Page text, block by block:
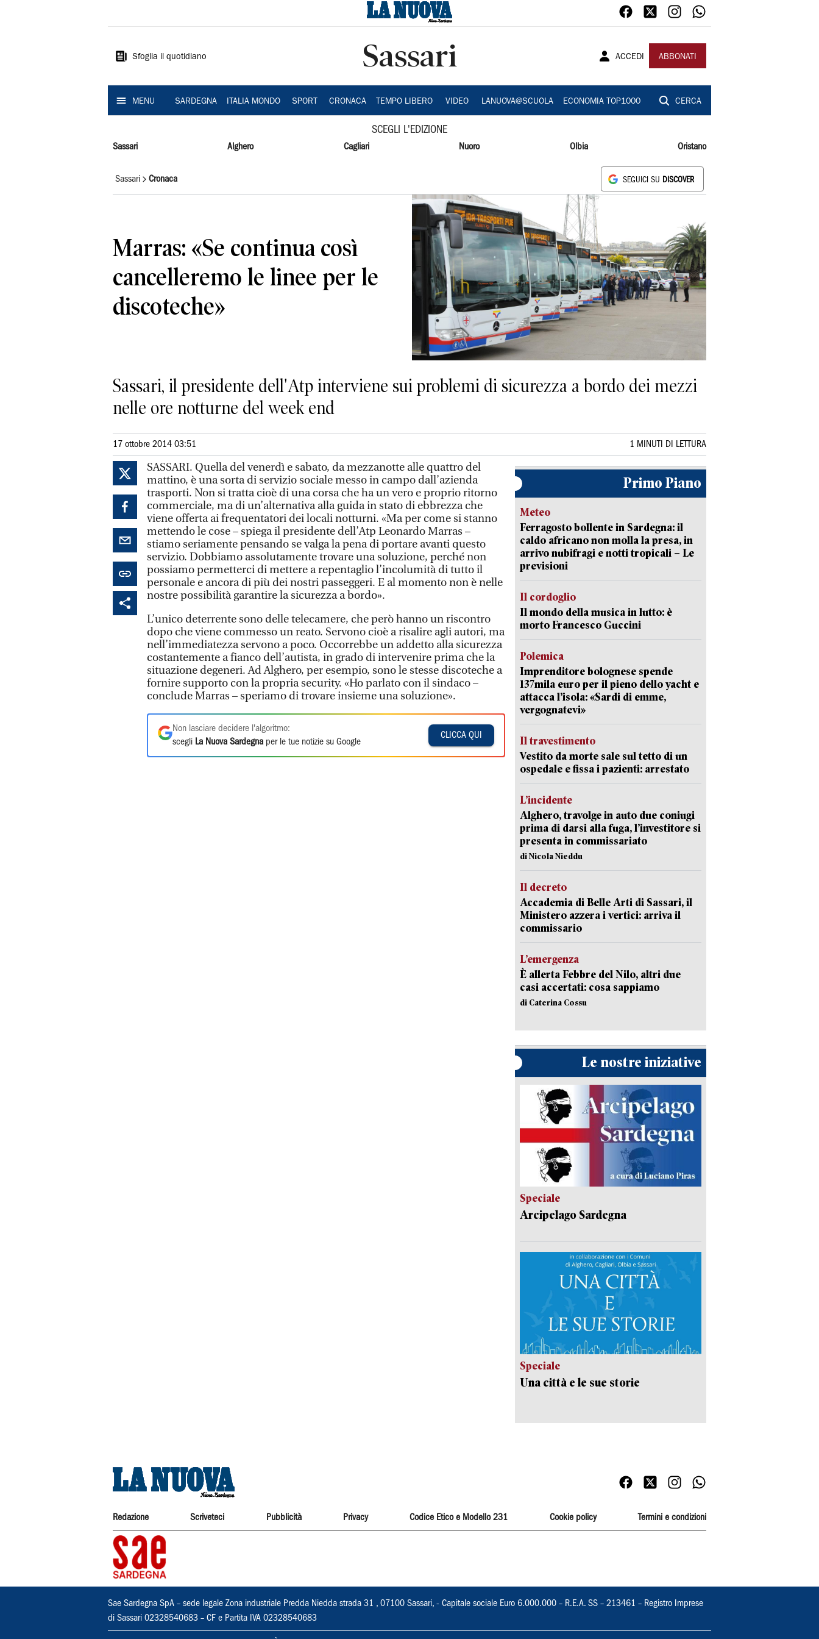
Sardegna
Sfoglia il quotidiano Sassari ACCEDI ABBONATI
MENU SARDEGNA ITALIA MONDO SPORT CRONACA TEMPO LIBERO VIDEO LANUOVA@SCUOLA ECONOMIA TOP1000 CERCA
SCEGLI L'EDIZIONE
Sassari Alghero Cagliari Nuoro Olbia Oristano
Sassari Cronaca SEGUICI SU DISCOVER
Marras: «Se continua così
cancelleremo le linee per le
discoteche»
Sassari, il presidente dell'Atp interviene sui problemi di sicurezza a bordo dei mezzi
nelle ore notturne del week end
17 ottobre 2014 03:51 1 MINUTI DI LETTURA
SASSARI. Quella del venerdì e sabato, da mezzanotte alle quattro del
mattino, è una sorta di servizio sociale messo in campo dall’azienda
trasporti. Non si tratta cioè di una corsa che ha un vero e proprio ritorno
commerciale, ma di un’alternativa alla guida in stato di ebbrezza che
viene offerta ai frequentatori dei locali notturni. «Ma per come si stanno
mettendo le cose – spiega il presidente dell’Atp Leonardo Marras –
stiamo seriamente pensando se valga la pena di portare avanti questo
servizio. Dobbiamo assolutamente trovare una soluzione, perché non
possiamo permetterci di mettere a repentaglio l’incolumità di tutto il
personale e ancora di più dei nostri passeggeri. E al momento non è nelle
nostre possibilità garantire la sicurezza a bordo».
L’unico deterrente sono delle telecamere, che però hanno un riscontro
dopo che viene commesso un reato. Servono cioè a risalire agli autori, ma
nell’immediatezza servono a poco. Occorrebbe un addetto alla sicurezza
costantemente a fianco dell’autista, in grado di intervenire prima che la
situazione degeneri. Ad Alghero, per esempio, sono le stesse discoteche a
fornire supporto con la propria security. «Ho parlato con il sindaco –
conclude Marras – speriamo di trovare insieme una soluzione».
Non lasciare decidere l'algoritmo:
scegli La Nuova Sardegna per le tue notizie su Google
CLICCA QUI
Primo Piano
Meteo
Ferragosto bollente in Sardegna: il
caldo africano non molla la presa, in
arrivo nubifragi e notti tropicali – Le
previsioni
Il cordoglio
Il mondo della musica in lutto: è
morto Francesco Guccini
Polemica
Imprenditore bolognese spende
137mila euro per il pieno dello yacht e
attacca l’isola: «Sardi di emme,
vergognatevi»
Il travestimento
Vestito da morte sale sul tetto di un
ospedale e fissa i pazienti: arrestato
L’incidente
Alghero, travolge in auto due coniugi
prima di darsi alla fuga, l’investitore si
presenta in commissariato
di Nicola Nieddu
Il decreto
Accademia di Belle Arti di Sassari, il
Ministero azzera i vertici: arriva il
commissario
L’emergenza
È allerta Febbre del Nilo, altri due
casi accertati: cosa sappiamo
di Caterina Cossu
Le nostre iniziative
Speciale
Arcipelago Sardegna
Speciale
Una città e le sue storie
Redazione Scriveteci Pubblicità Privacy Codice Etico e Modello 231 Cookie policy Termini e condizioni
Sae Sardegna SpA – sede legale Zona industriale Predda Niedda strada 31 , 07100 Sassari, - Capitale sociale Euro 6.000.000 – R.E.A. SS – 213461 – Registro Imprese
di Sassari 02328540683 – CF e Partita IVA 02328540683